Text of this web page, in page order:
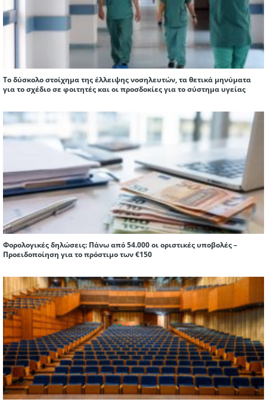
Το δύσκολο στοίχημα της έλλειψης νοσηλευτών, τα θετικά μηνύματα
για το σχέδιο σε φοιτητές και οι προσδοκίες για το σύστημα υγείας
Φορολογικές δηλώσεις: Πάνω από 54.000 οι οριστικές υποβολές –
Προειδοποίηση για το πρόστιμο των €150